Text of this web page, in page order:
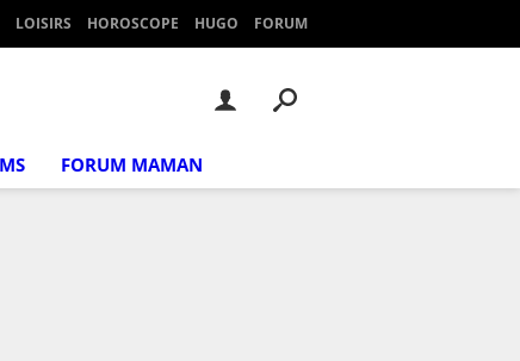
LOISIRS HOROSCOPE HUGO FORUM
FORUM MAMAN